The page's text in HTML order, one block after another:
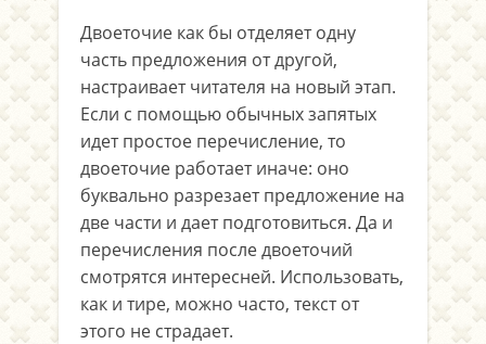
Двоеточие как бы отделяет одну
часть предложения от другой,
настраивает читателя на новый этап.
Если с помощью обычных запятых
идет простое перечисление, то
двоеточие работает иначе: оно
буквально разрезает предложение на
две части и дает подготовиться. Да и
перечисления после двоеточий
смотрятся интересней. Использовать,
как и тире, можно часто, текст от
этого не страдает.